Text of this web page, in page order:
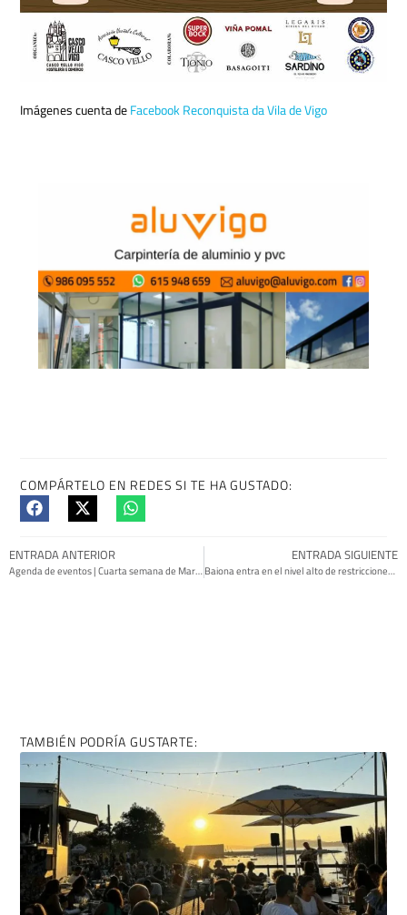
Imágenes cuenta deFacebook Reconquista da Vila de Vigo
COMPÁRTELO EN REDES SI TE HA GUSTADO:
ENTRADA ANTERIOR
Agenda de eventos | Cuarta semana de Marzo
ENTRADA SIGUIENTE
Baiona entra en el nivel alto de restricciones | Covid-19
TAMBIÉN PODRÍA GUSTARTE: